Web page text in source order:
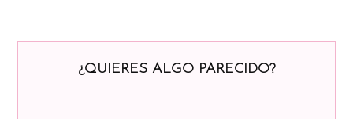
¿QUIERES ALGO PARECIDO?